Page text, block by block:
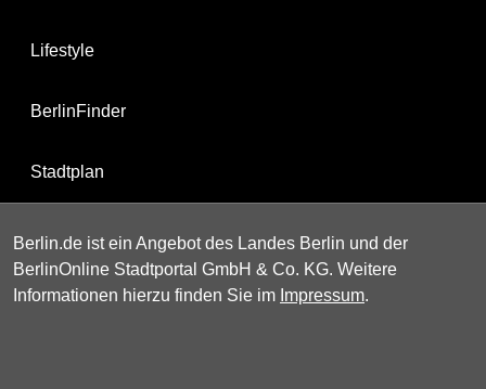
Lifestyle
BerlinFinder
Stadtplan
Berlin.de ist ein Angebot des Landes Berlin und der
BerlinOnline Stadtportal GmbH & Co. KG. Weitere
Informationen hierzu finden Sie im Impressum.